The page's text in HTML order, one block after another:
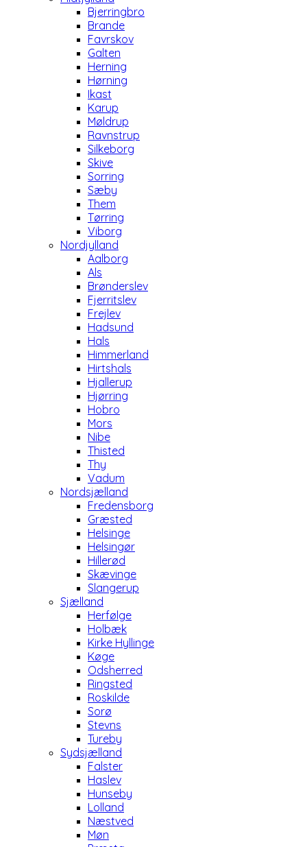
Bjerringbro
Brande
Favrskov
Galten
Herning
Hørning
Ikast
Karup
Møldrup
Ravnstrup
Silkeborg
Skive
Sorring
Sæby
Them
Tørring
Viborg
Nordjylland
Aalborg
Als
Brønderslev
Fjerritslev
Frejlev
Hadsund
Hals
Himmerland
Hirtshals
Hjallerup
Hjørring
Hobro
Mors
Nibe
Thisted
Thy
Vadum
Nordsjælland
Fredensborg
Græsted
Helsinge
Helsingør
Hillerød
Skævinge
Slangerup
Sjælland
Herfølge
Holbæk
Kirke Hyllinge
Køge
Odsherred
Ringsted
Roskilde
Sorø
Stevns
Tureby
Sydsjælland
Falster
Haslev
Hunseby
Lolland
Næstved
Møn